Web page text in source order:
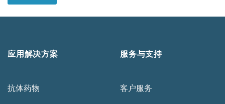
位
应用解决方案
抗体药物
服务与支持
客户服务